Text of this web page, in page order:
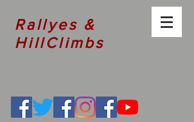
Rallyes &
HillClimbs